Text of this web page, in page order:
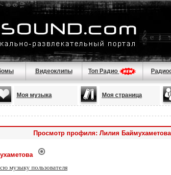
Видеоклипы Топ Радио
Моя музыка Моя страница
Просмотр профиля: Лилия Баймухаметова
музыку пользователя